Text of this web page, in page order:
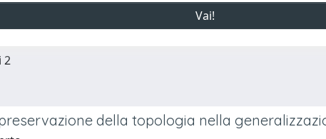
2
della topologia nella